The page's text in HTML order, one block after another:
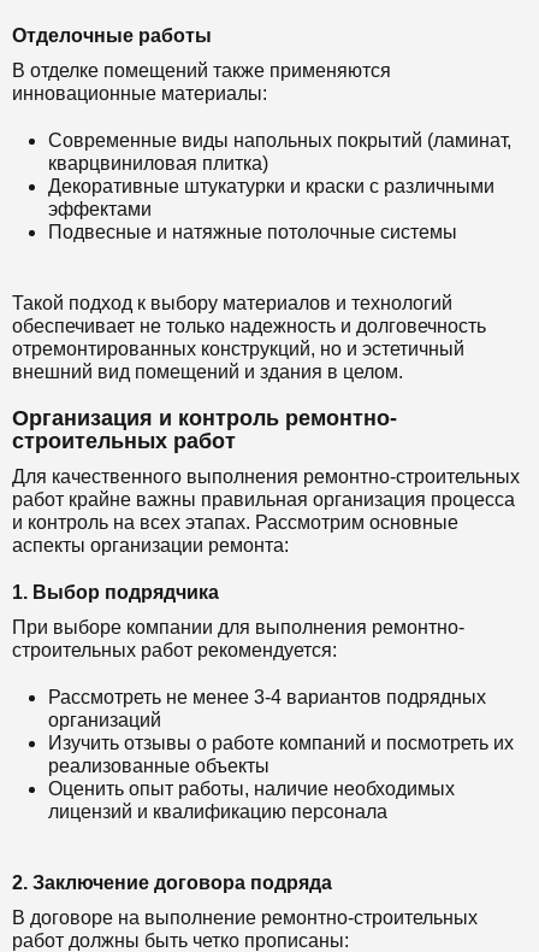
Отделочные работы
В отделке помещений также применяются
инновационные материалы:
Современные виды напольных покрытий (ламинат,
кварцвиниловая плитка)
Декоративные штукатурки и краски с различными
эффектами
Подвесные и натяжные потолочные системы
Такой подход к выбору материалов и технологий
обеспечивает не только надежность и долговечность
отремонтированных конструкций, но и эстетичный
внешний вид помещений и здания в целом.
Организация и контроль ремонтно-
строительных работ
Для качественного выполнения ремонтно-строительных
работ крайне важны правильная организация процесса
и контроль на всех этапах. Рассмотрим основные
аспекты организации ремонта:
1. Выбор подрядчика
При выборе компании для выполнения ремонтно-
строительных работ рекомендуется:
Рассмотреть не менее 3-4 вариантов подрядных
организаций
Изучить отзывы о работе компаний и посмотреть их
реализованные объекты
Оценить опыт работы, наличие необходимых
лицензий и квалификацию персонала
2. Заключение договора подряда
В договоре на выполнение ремонтно-строительных
работ должны быть четко прописаны: